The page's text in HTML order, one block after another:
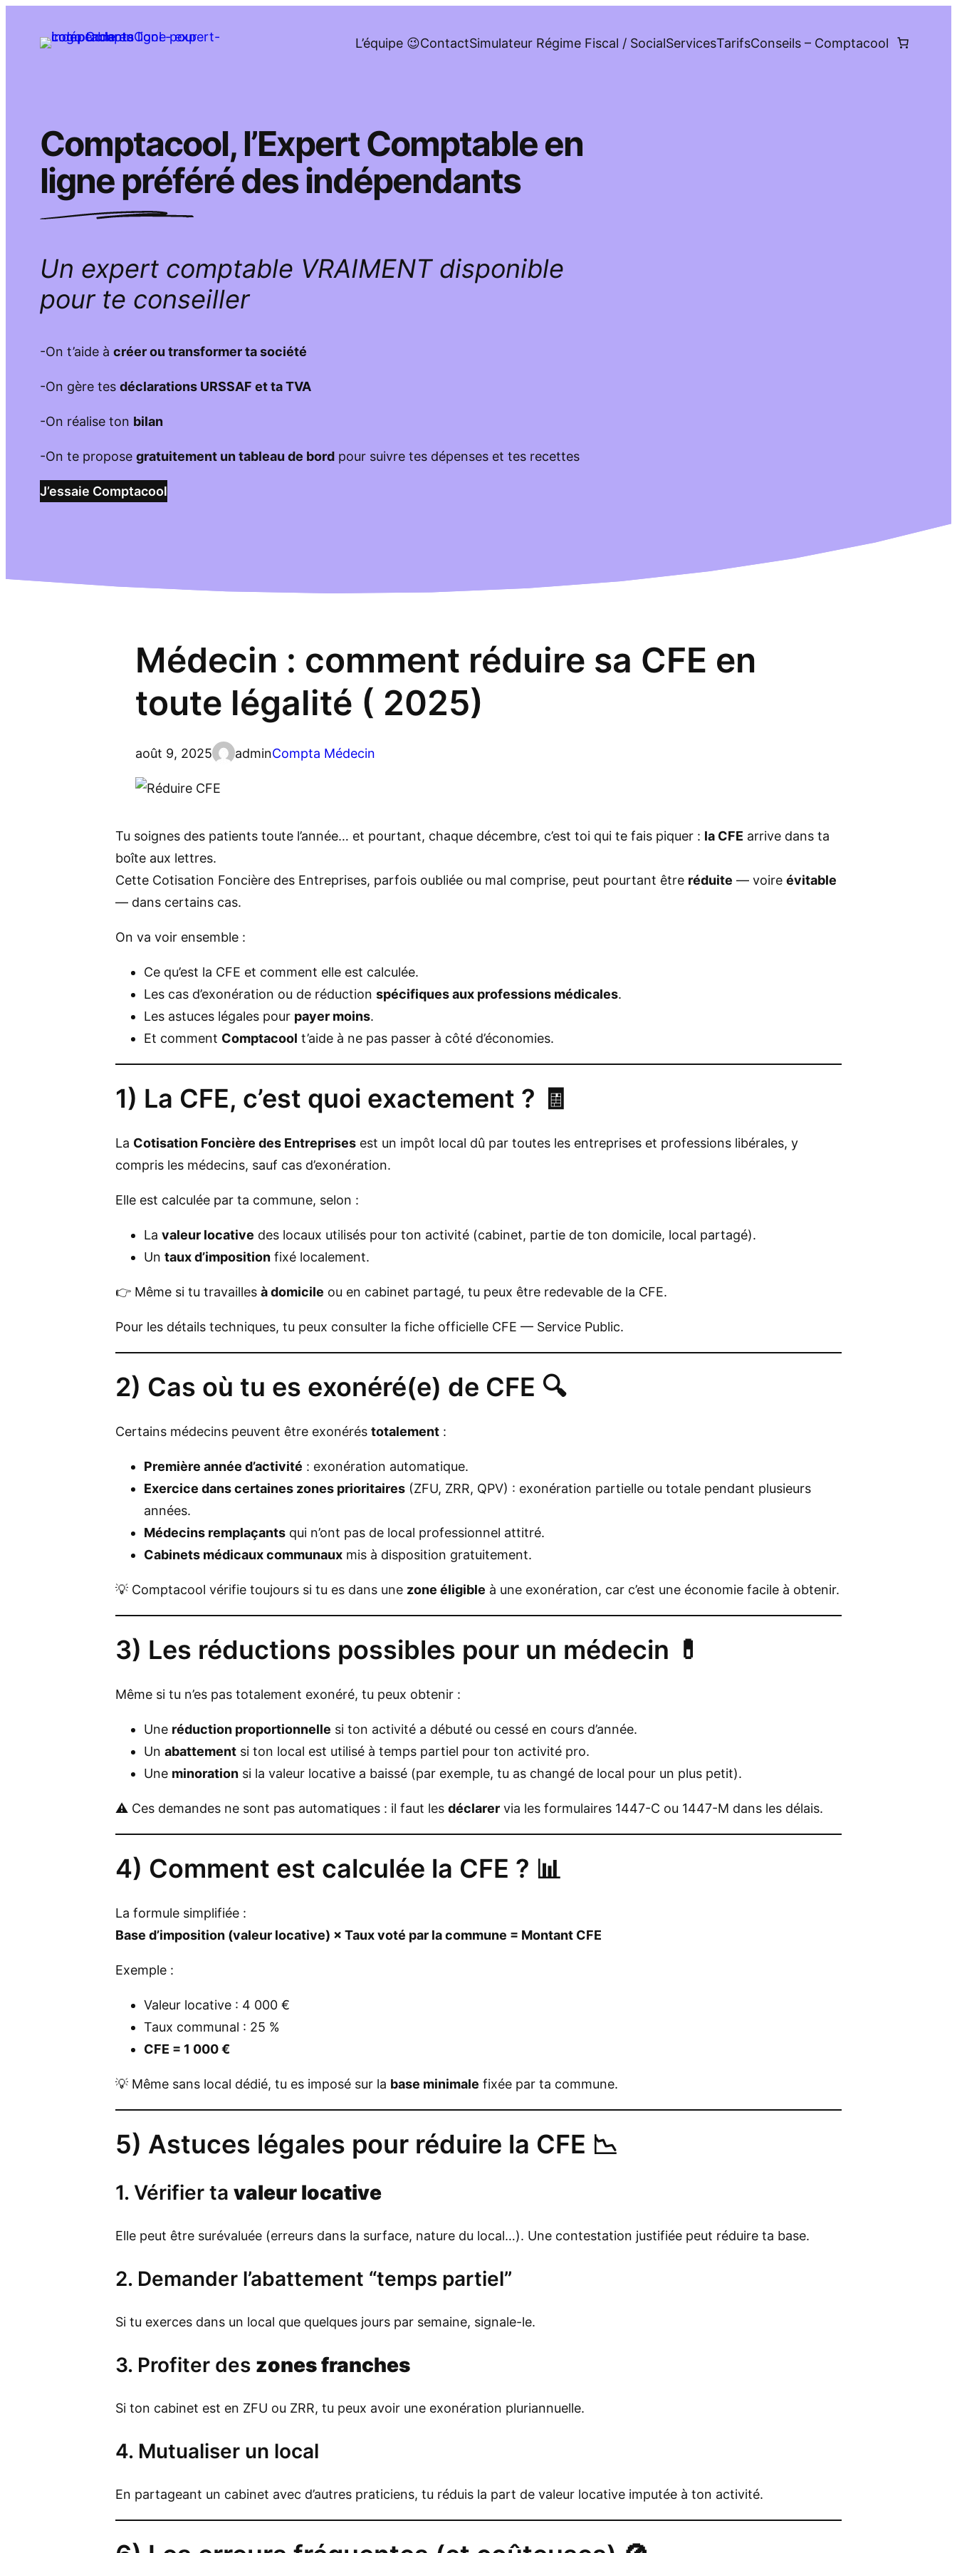
L’équipe 😉ContactSimulateur Régime Fiscal / SocialServicesTarifsConseils – Comptacool
Comptacool, l’Expert Comptable en
ligne préféré des indépendants
Un expert comptable VRAIMENT disponible
pour te conseiller
-On t’aide à créer ou transformer ta société
-On gère tes déclarations URSSAF et ta TVA
-On réalise ton bilan
-On te propose gratuitement un tableau de bord pour suivre tes dépenses et tes recettes
J’essaie Comptacool
Médecin : comment réduire sa CFE en
toute légalité ( 2025)
août 9, 2025 adminCompta Médecin
Tu soignes des patients toute l’année… et pourtant, chaque décembre, c’est toi qui te fais piquer : la CFE arrive dans ta
boîte aux lettres.
Cette Cotisation Foncière des Entreprises, parfois oubliée ou mal comprise, peut pourtant être réduite — voire évitable
— dans certains cas.
On va voir ensemble :
Ce qu’est la CFE et comment elle est calculée.
Les cas d’exonération ou de réduction spécifiques aux professions médicales.
Les astuces légales pour payer moins.
Et comment Comptacool t’aide à ne pas passer à côté d’économies.
1) La CFE, c’est quoi exactement ? 🧾
La Cotisation Foncière des Entreprises est un impôt local dû par toutes les entreprises et professions libérales, y
compris les médecins, sauf cas d’exonération.
Elle est calculée par ta commune, selon :
La valeur locative des locaux utilisés pour ton activité (cabinet, partie de ton domicile, local partagé).
Un taux d’imposition fixé localement.
👉 Même si tu travailles à domicile ou en cabinet partagé, tu peux être redevable de la CFE.
Pour les détails techniques, tu peux consulter la fiche officielle CFE — Service Public.
2) Cas où tu es exonéré(e) de CFE 🔍
Certains médecins peuvent être exonérés totalement :
Première année d’activité : exonération automatique.
Exercice dans certaines zones prioritaires (ZFU, ZRR, QPV) : exonération partielle ou totale pendant plusieurs
années.
Médecins remplaçants qui n’ont pas de local professionnel attitré.
Cabinets médicaux communaux mis à disposition gratuitement.
💡 Comptacool vérifie toujours si tu es dans une zone éligible à une exonération, car c’est une économie facile à obtenir.
3) Les réductions possibles pour un médecin 💊
Même si tu n’es pas totalement exonéré, tu peux obtenir :
Une réduction proportionnelle si ton activité a débuté ou cessé en cours d’année.
Un abattement si ton local est utilisé à temps partiel pour ton activité pro.
Une minoration si la valeur locative a baissé (par exemple, tu as changé de local pour un plus petit).
⚠️ Ces demandes ne sont pas automatiques : il faut les déclarer via les formulaires 1447-C ou 1447-M dans les délais.
4) Comment est calculée la CFE ? 📊
La formule simplifiée :
Base d’imposition (valeur locative) × Taux voté par la commune = Montant CFE
Exemple :
Valeur locative : 4 000 €
Taux communal : 25 %
CFE = 1 000 €
💡 Même sans local dédié, tu es imposé sur la base minimale fixée par ta commune.
5) Astuces légales pour réduire la CFE 📉
1. Vérifier ta valeur locative
Elle peut être surévaluée (erreurs dans la surface, nature du local…). Une contestation justifiée peut réduire ta base.
2. Demander l’abattement “temps partiel”
Si tu exerces dans un local que quelques jours par semaine, signale-le.
3. Profiter des zones franches
Si ton cabinet est en ZFU ou ZRR, tu peux avoir une exonération pluriannuelle.
4. Mutualiser un local
En partageant un cabinet avec d’autres praticiens, tu réduis la part de valeur locative imputée à ton activité.